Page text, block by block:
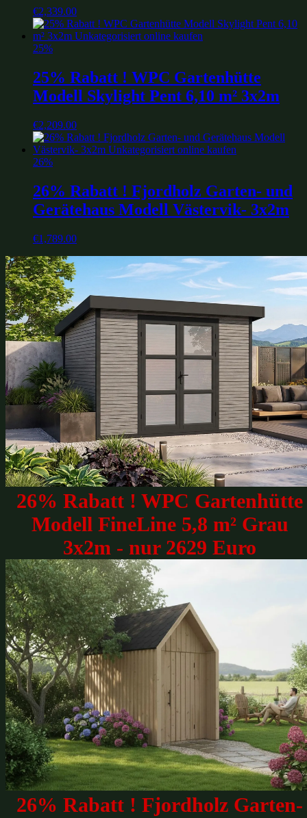
€2,339.00
25%
25% Rabatt ! WPC Gartenhütte
Modell Skylight Pent 6,10 m² 3x2m
€2,209.00
26%
26% Rabatt ! Fjordholz Garten- und
Gerätehaus Modell Västervik- 3x2m
€1,789.00
26% Rabatt ! WPC Gartenhütte
Modell FineLine 5,8 m² Grau
3x2m - nur 2629 Euro
26% Rabatt ! Fjordholz Garten-